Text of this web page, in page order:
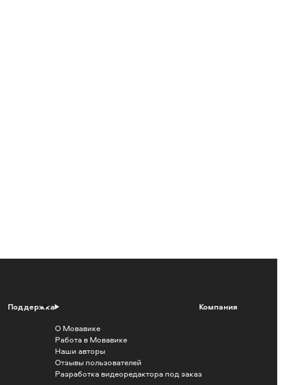
Поддержка
Компания
О Мовавике
Работа в Мовавике
Наши авторы
Отзывы пользователей
Разработка видеоредактора под заказ